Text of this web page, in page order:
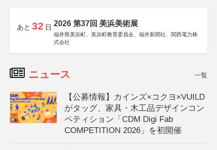
あと 32 日 2026 第37回 美浜美術展
福井県美浜町、美浜町教育委員会、福井新聞社、関西電力株
式会社
ニュース 一覧
【公募情報】カインズ×コクヨ×VUILD
がタッグ、家具・木工品デザインコン
ペティション「CDM Digi Fab
COMPETITION 2026」を初開催